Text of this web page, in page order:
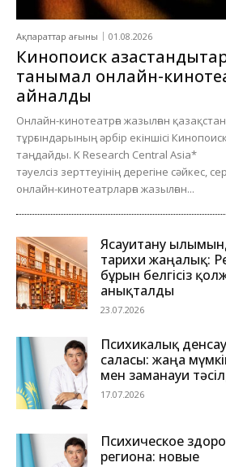
Ақпараттар ағыны 01.08.2026
Кинопоиск
танымал онлайн-
айналды
Онлайн-кинотеатрға жазылған
тұрғындарының әрбір екіншісі
таңдайды. K Research Central Asia*
тәуелсіз зерттеуінің дерегіне сәйкес,
онлайн-кинотеатрларға жазылған...
Ясауитану
тарихи жаңалық:
бұрын белгісіз
анықталды
23.07.2026
Психикалық
саласы: жаңа
мен заманауи
17.07.2026
Психическое
региона: новые